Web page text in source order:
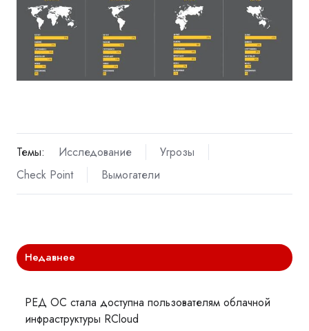
Темы: Исследование
Угрозы
Check Point
Вымогатели
Недавнее
РЕД ОС стала доступна пользователям облачной
инфраструктуры RCloud